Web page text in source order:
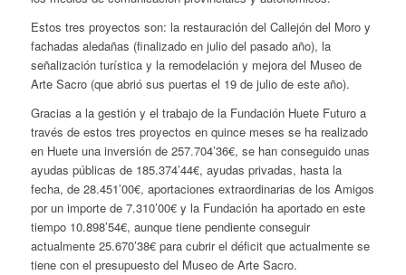
Estos tres proyectos son: la restauración del Callejón del Moro y
fachadas aledañas (finalizado en julio del pasado año), la
señalización turística y la remodelación y mejora del Museo de
Arte Sacro (que abrió sus puertas el 19 de julio de este año).
Gracias a la gestión y el trabajo de la Fundación Huete Futuro a
través de estos tres proyectos en quince meses se ha realizado
en Huete una inversión de 257.704’36€, se han conseguido unas
ayudas públicas de 185.374’44€, ayudas privadas, hasta la
fecha, de 28.451’00€, aportaciones extraordinarias de los Amigos
por un importe de 7.310’00€ y la Fundación ha aportado en este
tiempo 10.898’54€, aunque tiene pendiente conseguir
actualmente 25.670’38€ para cubrir el déficit que actualmente se
tiene con el presupuesto del Museo de Arte Sacro.